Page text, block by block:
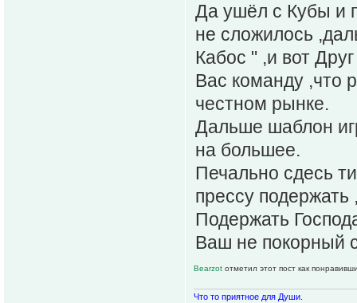
Да ушёл с Кубы и
не сложилось
Кабос " ,и вот
Вас команду ,что
честном рынке.
Дальше шаблон
на большее.
Печально сдесь
прессу
Подержать
Ваш не покорный
Bearzot отметил этот пост как
Что то приятное для Души.